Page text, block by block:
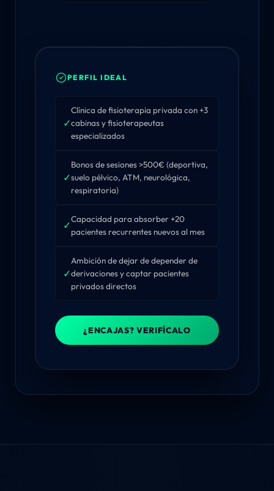
PERFIL IDEAL
✓
Clínica de fisioterapia privada con +3
cabinas y fisioterapeutas
especializados
✓
Bonos de sesiones >500€ (deportiva,
suelo pélvico, ATM, neurológica,
respiratoria)
✓
Capacidad para absorber +20
pacientes recurrentes nuevos al mes
✓
Ambición de dejar de depender de
derivaciones y captar pacientes
privados directos
¿ENCAJAS? VERIFÍCALO